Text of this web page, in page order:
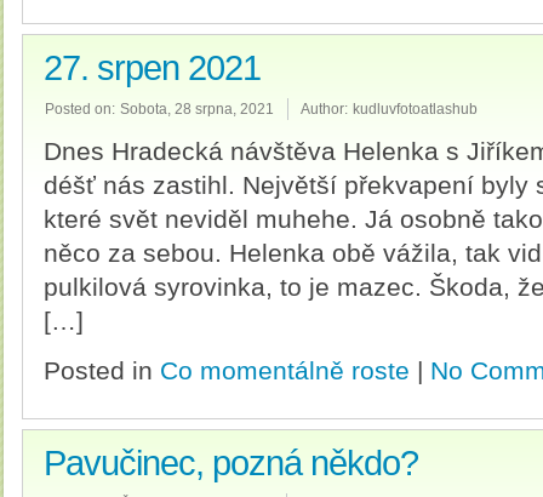
27. srpen 2021
Posted on: Sobota, 28 srpna, 2021 Author: kudluvfotoatlashub
Dnes Hradecká návštěva Helenka s
déšť nás zastihl. Největší překvapení byly
které svět neviděl muhehe. Já osobně
něco za sebou. Helenka obě vážila, tak
pulkilová syrovinka, to je mazec. Škoda,
[…]
Posted in Co momentálně roste | No
Pavučinec, pozná někdo?